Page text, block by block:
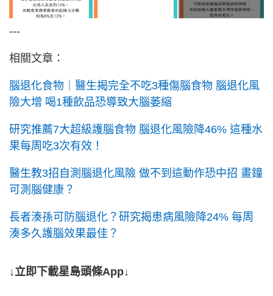
---
相關文章：
腦退化食物｜醫生揭完全不吃3種傷腦食物 腦退化風
險大增 喝1種飲品恐導致大腦萎縮
研究推薦7大超級護腦食物 腦退化風險降46% 這種水
果每周吃3次有效！
醫生教3招自測腦退化風險 做不到這動作恐中招 畫鐘
可測腦健康？
長者湊孫可防腦退化？研究揭患病風險降24% 每周
湊多久護腦效果最佳？
↓立即下載星島頭條App↓